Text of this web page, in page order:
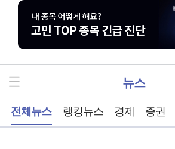
뉴스
전체뉴스 랭킹뉴스 경제 증권